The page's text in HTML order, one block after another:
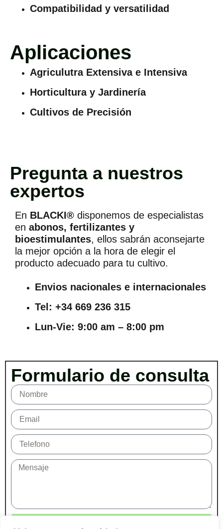
Compatibilidad y versatilidad
Aplicaciones
Agriculutra Extensiva e Intensiva
Horticultura y Jardinería
Cultivos de Precisión
Pregunta a nuestros
expertos
En BLACKI® disponemos de especialistas
en abonos, fertilizantes y
bioestimulantes, ellos sabrán aconsejarte
la mejor opción a la hora de elegir el
producto adecuado para tu cultivo.
Envios nacionales e internacionales
Tel: +34 669 236 315
Lun-Vie: 9:00 am – 8:00 pm
Formulario de consulta